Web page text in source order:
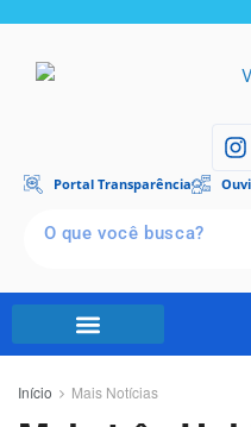
Portal Transparência
Início Mais Notícias